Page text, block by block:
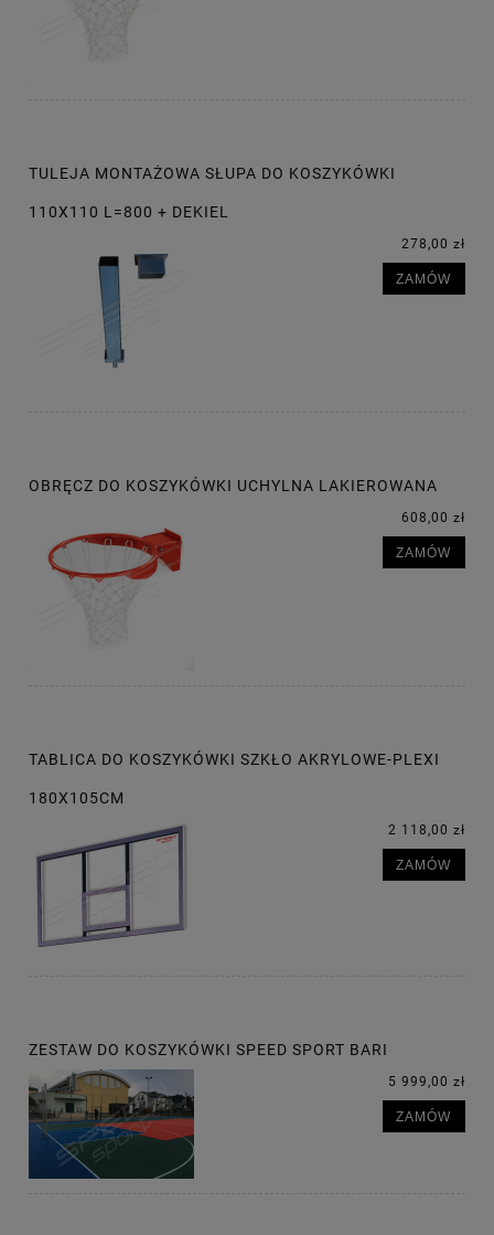
TULEJA MONTAŻOWA SŁUPA DO KOSZYKÓWKI
110X110 L=800 + DEKIEL
278,00 zł
ZAMÓW
OBRĘCZ DO KOSZYKÓWKI UCHYLNA LAKIEROWANA
608,00 zł
ZAMÓW
TABLICA DO KOSZYKÓWKI SZKŁO AKRYLOWE-PLEXI
180X105CM
2 118,00 zł
ZAMÓW
ZESTAW DO KOSZYKÓWKI SPEED SPORT BARI
5 999,00 zł
ZAMÓW